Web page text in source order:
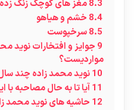
8.3مغز های کوچک زنگ زده
8.4 خشم و هیاهو
8.5سرخپوست
9 جوایز و افتخارات نوید
مواردیست؟
10نوید محمد زاده چند
11آیا تا به حال مصاحبه
12 حاشیه های نوید محمد